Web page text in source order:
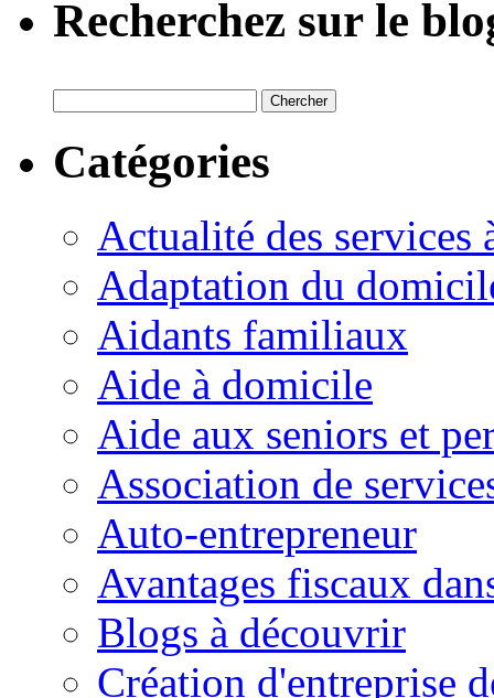
Recherchez sur le
Catégories
Actualité des services
Adaptation du
Aidants familiaux
Aide à domicile
Aide aux seniors et
Association de
Auto-entrepreneur
Avantages fiscaux
Blogs à découvrir
Création d'entreprise